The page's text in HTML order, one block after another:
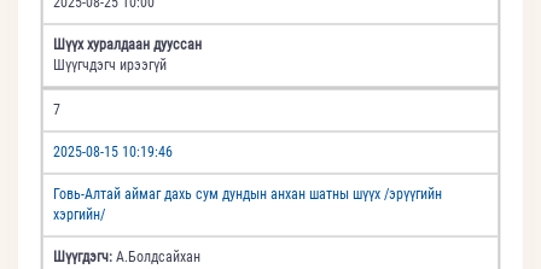
Шүүх хуралдаан дууссан
Шүүгчдэгч ирээгүй
7
2025-08-15 10:19:46
Говь-Алтай аймаг дахь сум дундын анхан шатны шүүх /эрүүгийн
хэргийн/
Шүүгдэгч: А.Болдсайхан